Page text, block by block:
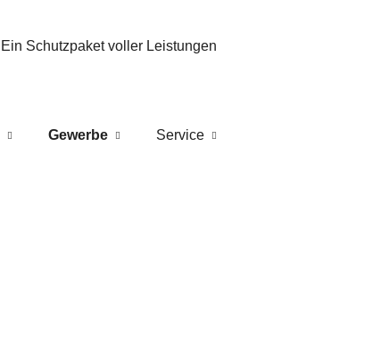
Ein Schutzpaket voller Leistungen
Gewerbe Service